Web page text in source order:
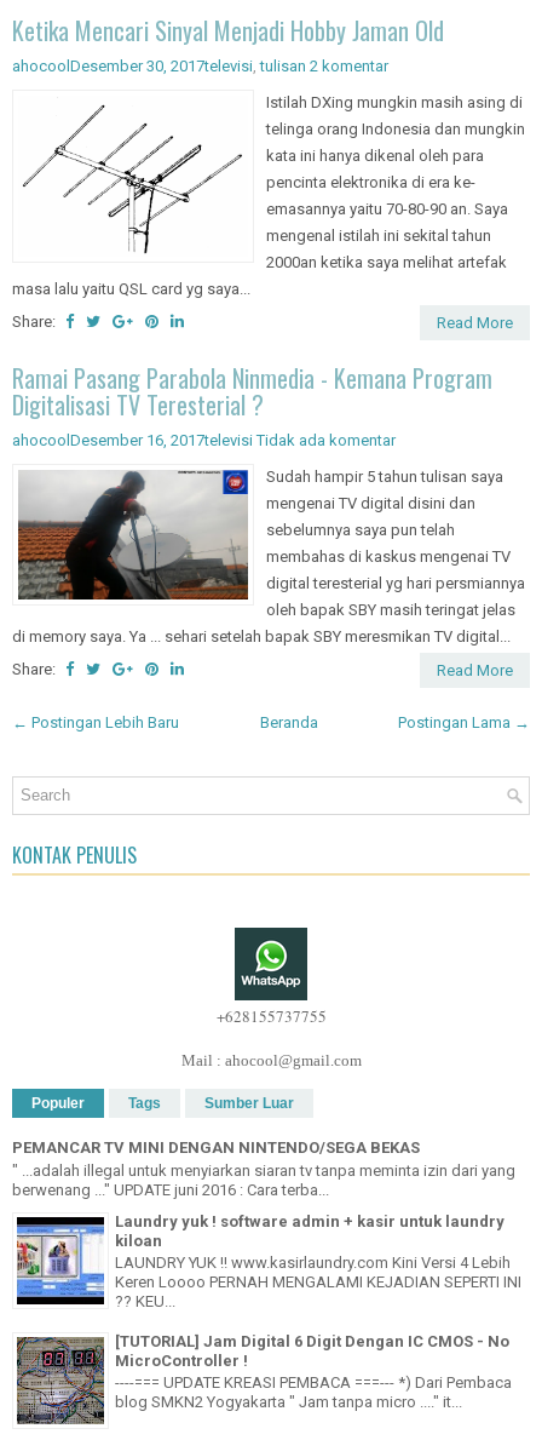
Ketika Mencari Sinyal Menjadi Hobby Jaman Old
ahocool Desember 30, 2017televisi,tulisan 2 komentar
Istilah DXing mungkin masih asing di
telinga orang Indonesia dan mungkin
kata ini hanya dikenal oleh para
pencinta elektronika di era ke-
emasannya yaitu 70-80-90 an. Saya
mengenal istilah ini sekital tahun
2000an ketika saya melihat artefak
masa lalu yaitu QSL card yg saya...
Share:
Read More
Ramai Pasang Parabola Ninmedia - Kemana Program
Digitalisasi TV Teresterial ?
ahocool Desember 16, 2017televisi Tidak ada komentar
Sudah hampir 5 tahun tulisan saya
mengenai TV digital disini dan
sebelumnya saya pun telah
membahas di kaskus mengenai TV
digital teresterial yg hari persmiannya
oleh bapak SBY masih teringat jelas
di memory saya. Ya ... sehari setelah bapak SBY meresmikan TV digital...
Share:
Read More
← Postingan Lebih Baru Postingan Lama →
Beranda
KONTAK PENULIS
+628155737755
Mail : ahocool@gmail.com
Populer Tags Sumber Luar
PEMANCAR TV MINI DENGAN NINTENDO/SEGA BEKAS
" ...adalah illegal untuk menyiarkan siaran tv tanpa meminta izin dari yang
berwenang ..." UPDATE juni 2016 : Cara terba...
Laundry yuk ! software admin + kasir untuk laundry
kiloan
LAUNDRY YUK !! www.kasirlaundry.com Kini Versi 4 Lebih
Keren Loooo PERNAH MENGALAMI KEJADIAN SEPERTI INI
?? KEU...
[TUTORIAL] Jam Digital 6 Digit Dengan IC CMOS - No
MicroController !
----=== UPDATE KREASI PEMBACA ===--- *) Dari Pembaca
blog SMKN2 Yogyakarta " Jam tanpa micro ...." it...